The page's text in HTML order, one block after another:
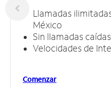
Llamadas
México
Sin llamadas caídas
Velocidades de
Comenzar